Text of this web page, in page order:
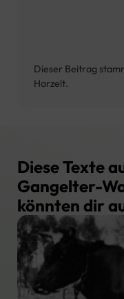
Dieser Beitrag
Harzelt.
Diese Texte
Gangelter-
könnten dir